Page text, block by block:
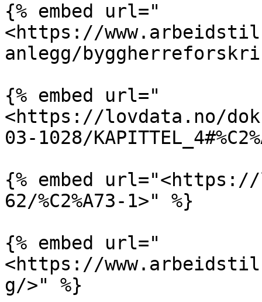
{% embed url="
<https://
anlegg/
{% embed url="
<https://lovdata.no/
03-1028/
{% embed
62/%C2%A73-1>" %}
{% embed url="
<https://